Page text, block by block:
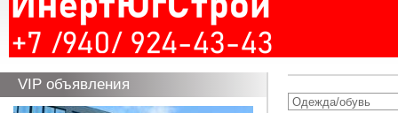
VIP объявления